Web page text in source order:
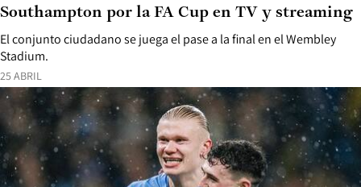
25 ABRIL
El conjunto ciudadano se juega el pase a la final en el Wembley
Stadium.
Southampton por la FA Cup en TV y streaming